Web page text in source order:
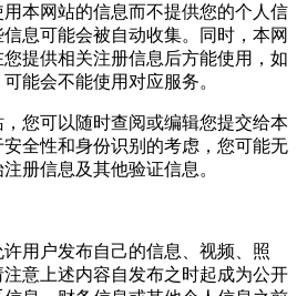
网站的信息而不提供您的个人信
息可能会被自动收集。同时，本网
提供相关注册信息后方能使用，如
能会不能使用对应服务。
可以随时查阅或编辑您提交给本
全性和身份识别的考虑，您可能无
册信息及其他验证信息。
户发布自己的信息、视频、照
意上述内容自发布之时起成为公开